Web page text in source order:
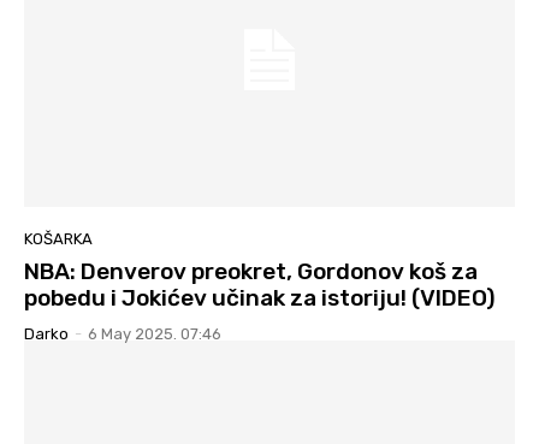
KOŠARKA
NBA: Denverov preokret, Gordonov koš za
pobedu i Jokićev učinak za istoriju! (VIDEO)
Darko - 6 May 2025. 07:46